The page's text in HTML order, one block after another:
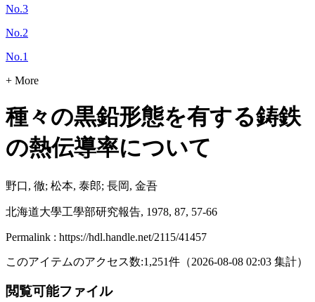
No.3
No.2
No.1
+ More
種々の黒鉛形態を有する鋳鉄
の熱伝導率について
野口, 徹; 松本, 泰郎; 長岡, 金吾
北海道大學工學部研究報告, 1978, 87, 57-66
Permalink : https://hdl.handle.net/2115/41457
このアイテムのアクセス数:1,251件 （2026-08-08 02:03 集計）
閲覧可能ファイル